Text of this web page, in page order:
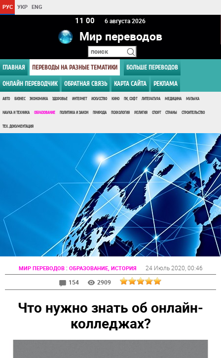
РУС УКР ENG
11:00 6 августа 2026
Мир переводов
ГЛАВНАЯ ПЕРЕВОДЫ НА РАЗНЫЕ ТЕМАТИКИ БОЛЬШЕ ПЕРЕВОДОВ
ОНЛАЙН ПЕРЕВОДЧИК ОБРАТНАЯ СВЯЗЬ КАРТА САЙТА РЕКЛАМА
АВТО БИЗНЕС ЭКОНОМИКА ЗДОРОВЬЕ ИНТЕРНЕТ ИСКУССТВО КИНО ПК, СОФТ ЛИТЕРАТУРА МЕДИЦИНА МУЗЫКА
НАУКА И ТЕХНИКА ОБРАЗОВАНИЕ ПОЛИТИКА И ЗАКОН ПРИРОДА ПСИХОЛОГИЯ РЕЛИГИЯ СПОРТ СТРАНЫ СТРОИТЕЛЬСТВО
ТЕХ. ДОКУМЕНТАЦИЯ
МИР ПЕРЕВОДОВ: ОБРАЗОВАНИЕ, ИСТОРИЯ 24 Июль 2020 , 00:46
154
2909
Что нужно знать об онлайн-
колледжах?